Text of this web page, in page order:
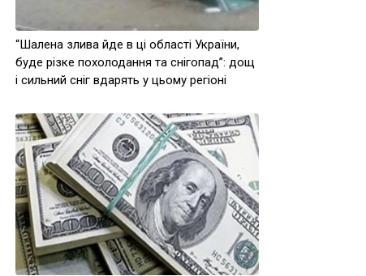
“Шалена злива йде в ці області України,
буде різке похолодання та снігопад”: дощ
і сильний сніг вдарять у цьому регіоні